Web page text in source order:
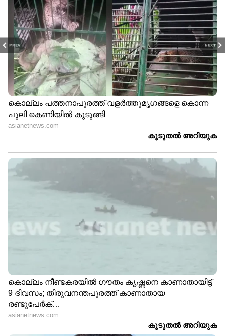
PREV NEXT
ABOUT THE AUTHOR
WDWeb Desk
Published :Nov 21 2024, 03:10 PM IST